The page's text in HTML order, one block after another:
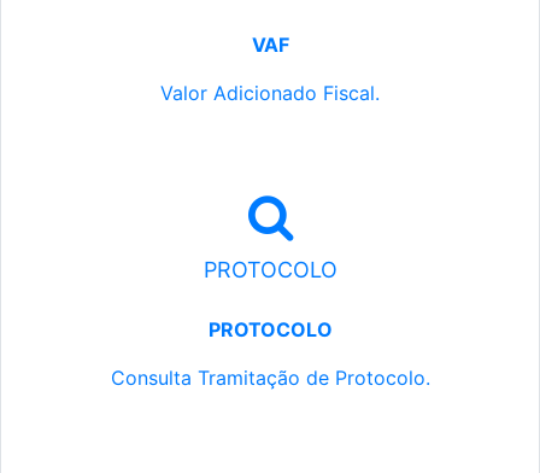
VAF
Valor Adicionado Fiscal.
PROTOCOLO
PROTOCOLO
Consulta Tramitação de Protocolo.